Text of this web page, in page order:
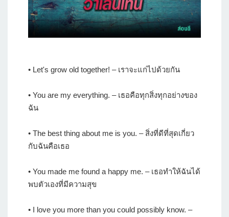
• Let's grow old together! – เราจะแก่ไปด้วยกัน
• You are my everything. – เธอคือทุกสิ่งทุกอย่างของ
ฉัน
• The best thing about me is you. – สิ่งที่ดีที่สุดเกี่ยว
กับฉันคือเธอ
• You made me found a happy me. – เธอทำให้ฉันได้
พบตัวเองที่มีความสุข
• I love you more than you could possibly know. –